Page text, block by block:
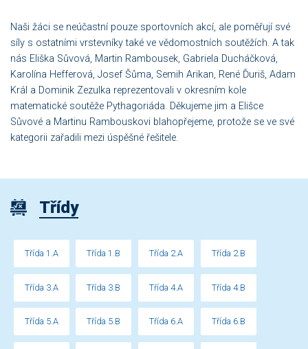
Naši žáci se neúčastní pouze sportovních akcí, ale poměřují své
síly s ostatními vrstevníky také ve vědomostních soutěžích. A tak
nás Eliška Sůvová, Martin Rambousek, Gabriela Ducháčková,
Karolína Hefferová, Josef Šůma, Semih Arikan, René Ďuriš, Adam
Král a Dominik Zezulka reprezentovali v okresním kole
matematické soutěže Pythagoriáda. Děkujeme jim a Elišce
Sůvové a Martinu Rambouskovi blahopřejeme, protože se ve své
kategorii zařadili mezi úspěšné řešitele.
Třídy
Třída 1.A Třída 1.B Třída 2.A Třída 2.B
Třída 3.A Třída 3.B Třída 4.A Třída 4.B
Třída 5.A Třída 5.B Třída 6.A Třída 6.B